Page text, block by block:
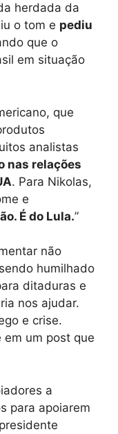
herdada da
o tom e pediu
que o
em situação
que
analistas
nas relações
. Para Nikolas,
e
É do Lula.”
não
humilhado
ditaduras e
nos ajudar.
e crise.
em um post que
a
para apoiarem